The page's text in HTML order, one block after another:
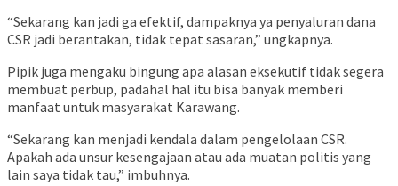
“Sekarang kan jadi ga efektif, dampaknya ya penyaluran dana
CSR jadi berantakan, tidak tepat sasaran,” ungkapnya.
Pipik juga mengaku bingung apa alasan eksekutif tidak segera
membuat perbup, padahal hal itu bisa banyak memberi
manfaat untuk masyarakat Karawang.
“Sekarang kan menjadi kendala dalam pengelolaan CSR.
Apakah ada unsur kesengajaan atau ada muatan politis yang
lain saya tidak tau,” imbuhnya.